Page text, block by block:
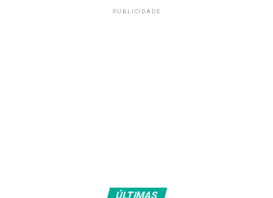
pessoa manifesta dificuldade acentuada para dirigir
PUBLICIDADE
ÚLTIMAS